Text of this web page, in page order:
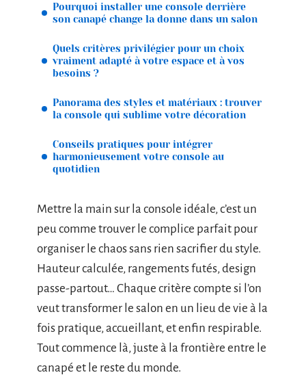
Pourquoi installer une console derrière
son canapé change la donne dans un salon
Quels critères privilégier pour un choix
vraiment adapté à votre espace et à vos
besoins ?
Panorama des styles et matériaux : trouver
la console qui sublime votre décoration
Conseils pratiques pour intégrer
harmonieusement votre console au
quotidien
Mettre la main sur la console idéale, c’est un
peu comme trouver le complice parfait pour
organiser le chaos sans rien sacrifier du style.
Hauteur calculée, rangements futés, design
passe-partout… Chaque critère compte si l’on
veut transformer le salon en un lieu de vie à la
fois pratique, accueillant, et enfin respirable.
Tout commence là, juste à la frontière entre le
canapé et le reste du monde.